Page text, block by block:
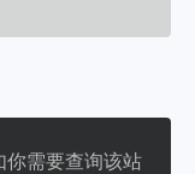
需要查询该站